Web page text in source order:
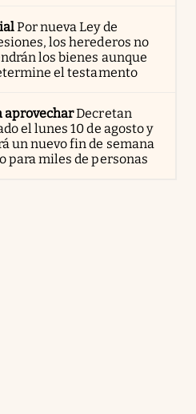
Por nueva Ley de
los herederos no
los bienes aunque
el testamento
aprovecharDecretan
el lunes 10 de agosto y
un nuevo fin de semana
para miles de personas